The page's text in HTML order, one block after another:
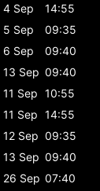
4 Sep
14:55
5 Sep
09:35
6 Sep
09:40
13 Sep 09:40
11 Sep 10:55
11 Sep 14:55
12 Sep 09:35
13 Sep 09:40
26 Sep 07:40